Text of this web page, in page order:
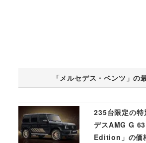
「メルセデス・ベンツ」の
235台限定の特
デスAMG G
Edition」の価